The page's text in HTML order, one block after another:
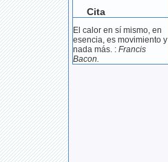
Cita
El calor en sí mismo, en
esencia, es movimiento y
nada más. : Francis
Bacon.